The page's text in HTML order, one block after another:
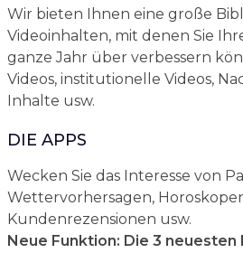
Wir bieten Ihnen eine große
Videoinhalten, mit denen Sie
ganze Jahr über verbessern
Videos, institutionelle Videos,
Inhalte usw.
DIE APPS
Wecken Sie das Interesse von
Wettervorhersagen,
Kundenrezensionen usw.
Neue Funktion: Die 3